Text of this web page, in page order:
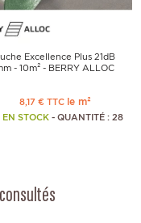
Excellence Plus 21dB
- 10m² - BERRY ALLOC
8,17 € TTC le m²
EN STOCK- QUANTITÉ : 28